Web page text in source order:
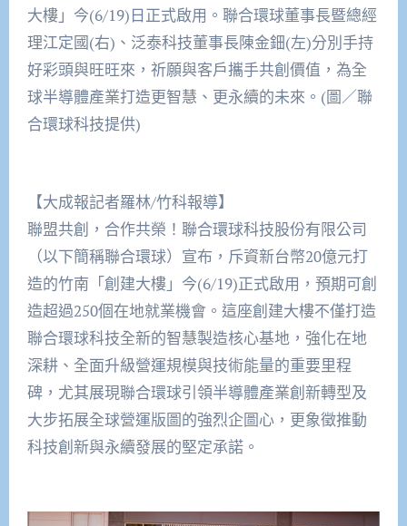
大樓」今(6/19)日正式啟用。聯合環球董事長暨總經
理江定國(右)、泛泰科技董事長陳金鈿(左)分別手持
好彩頭與旺旺來，祈願與客戶攜手共創價值，為全
球半導體產業打造更智慧、更永續的未來。(圖／聯
合環球科技提供)
【大成報記者羅林/竹科報導】
聯盟共創，合作共榮！聯合環球科技股份有限公司
（以下簡稱聯合環球）宣布，斥資新台幣20億元打
造的竹南「創建大樓」今(6/19)正式啟用，預期可創
造超過250個在地就業機會。這座創建大樓不僅打造
聯合環球科技全新的智慧製造核心基地，強化在地
深耕、全面升級營運規模與技術能量的重要里程
碑，尤其展現聯合環球引領半導體產業創新轉型及
大步拓展全球營運版圖的強烈企圖心，更象徵推動
科技創新與永續發展的堅定承諾。